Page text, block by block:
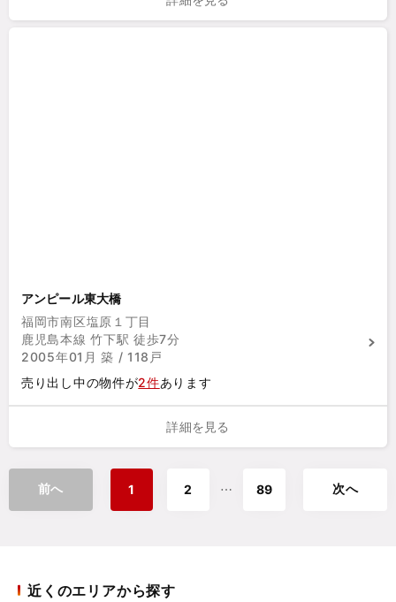
アンピール東大橋
福岡市南区塩原１丁目
鹿児島本線 竹下駅 徒歩7分
2005年01月 築 / 118戸
売り出し中の物件が2件あります
詳細を見る
前へ 1 2 ⋯ 89 次へ
近くのエリアから探す